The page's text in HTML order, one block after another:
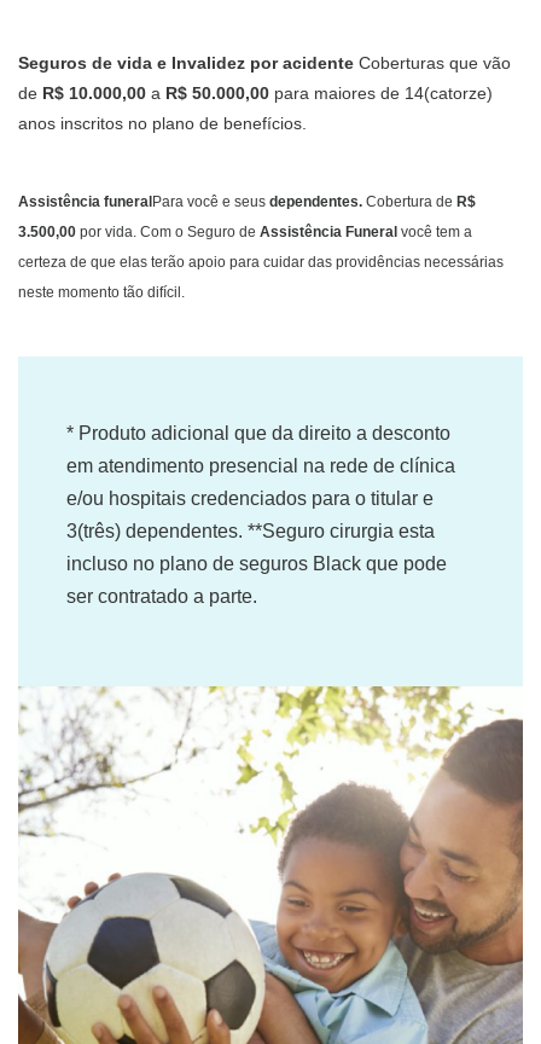
Seguros de vida e Invalidez por acidente Coberturas que vão
de R$ 10.000,00 a R$ 50.000,00 para maiores de 14(catorze)
anos inscritos no plano de benefícios.
Assistência funeral Para você e seus dependentes. Cobertura de R$
3.500,00 por vida. Com o Seguro de Assistência Funeral você tem a
certeza de que elas terão apoio para cuidar das providências necessárias
neste momento tão difícil.
* Produto adicional que da direito a desconto
em atendimento presencial na rede de clínica
e/ou hospitais credenciados para o titular e
3(três) dependentes. **Seguro cirurgia esta
incluso no plano de seguros Black que pode
ser contratado a parte.